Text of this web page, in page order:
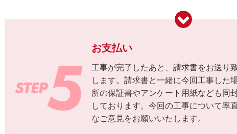
お支払い
工事が完了したあと、請求書をお送り
します。請求書と一緒に今回工事した
所の保証書やアンケート用紙なども同
しております。今回の工事について率
なご意見をお願いいたします。